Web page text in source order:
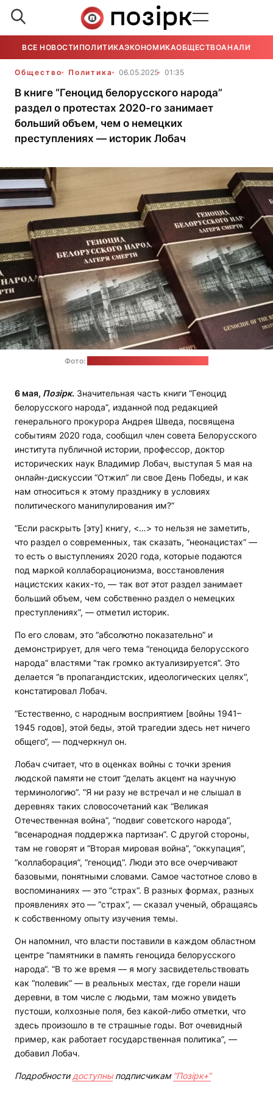
ВСЕ НОВОСТИ ПОЛИТИКАЭКОНОМИКАОБЩЕСТВОАНАЛИТИКА
Общество Политика 06.05.2025 01:35
В книге “Геноцид белорусского народа”
раздел о протестах 2020-го занимает
больший объем, чем о немецких
преступлениях — историк Лобач
Фото:
6 мая, Позірк. Значительная часть книги “Геноцид
белорусского народа”, изданной под редакцией
генерального прокурора Андрея Шведа, посвящена
событиям 2020 года, сообщил член совета Белорусского
института публичной истории, профессор, доктор
исторических наук Владимир Лобач, выступая 5 мая на
онлайн-дискуссии “Отжил” ли свое День Победы, и как
нам относиться к этому празднику в условиях
политического манипулирования им?”
“Если раскрыть [эту] книгу, <…> то нельзя не заметить,
что раздел о современных, так сказать, “неонацистах” —
то есть о выступлениях 2020 года, которые подаются
под маркой коллаборационизма, восстановления
нацистских каких-то, — так вот этот раздел занимает
больший объем, чем собственно раздел о немецких
преступлениях”, — отметил историк.
По его словам, это “абсолютно показательно” и
демонстрирует, для чего тема “геноцида белорусского
народа” властями “так громко актуализируется”. Это
делается “в пропагандистских, идеологических целях“,
констатировал Лобач.
“Естественно, с народным восприятием [войны 1941–
1945 годов], этой беды, этой трагедии здесь нет ничего
общего“, — подчеркнул он.
Лобач считает, что в оценках войны с точки зрения
людской памяти не стоит “делать акцент на научную
терминологию”. “Я ни разу не встречал и не слышал в
деревнях таких словосочетаний как “Великая
Отечественная война”, “подвиг советского народа”,
“всенародная поддержка партизан”. С другой стороны,
там не говорят и “Вторая мировая война”, “оккупация”,
“коллаборация”, “геноцид“. Люди это все очерчивают
базовыми, понятными словами. Самое частотное слово в
воспоминаниях — это “страх“. В разных формах, разных
проявлениях это — “страх“, — сказал ученый, обращаясь
к собственному опыту изучения темы.
Он напомнил, что власти поставили в каждом областном
центре “памятники в память геноцида белорусского
народа“. “В то же время — я могу засвидетельствовать
как “полевик” — в реальных местах, где горели наши
деревни, в том числе с людьми, там можно увидеть
пустоши, колхозные поля, без какой-либо отметки, что
здесь произошло в те страшные годы. Вот очевидный
пример, как работает государственная политика”, —
добавил Лобач.
Подробности доступныподписчикам “Позірк+“